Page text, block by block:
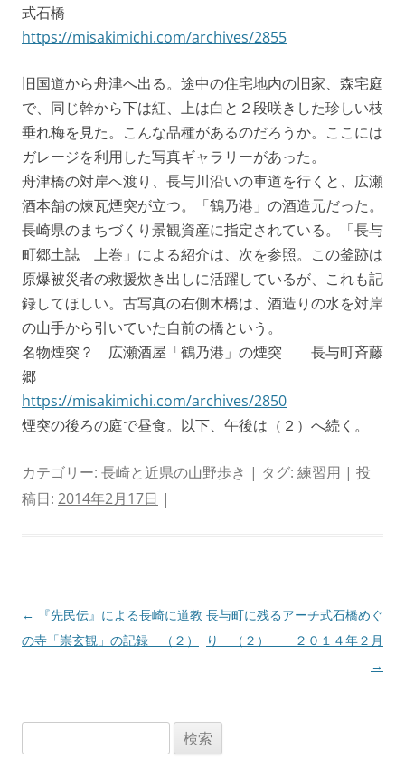
式石橋
https://misakimichi.com/archives/2855
旧国道から舟津へ出る。途中の住宅地内の旧家、森宅庭
で、同じ幹から下は紅、上は白と２段咲きした珍しい枝
垂れ梅を見た。こんな品種があるのだろうか。ここには
ガレージを利用した写真ギャラリーがあった。
舟津橋の対岸へ渡り、長与川沿いの車道を行くと、広瀬
酒本舗の煉瓦煙突が立つ。「鶴乃港」の酒造元だった。
長崎県のまちづくり景観資産に指定されている。「長与
町郷土誌 上巻」による紹介は、次を参照。この釜跡は
原爆被災者の救援炊き出しに活躍しているが、これも記
録してほしい。古写真の右側木橋は、酒造りの水を対岸
の山手から引いていた自前の橋という。
名物煙突？ 広瀬酒屋「鶴乃港」の煙突 長与町斉藤
郷
https://misakimichi.com/archives/2850
煙突の後ろの庭で昼食。以下、午後は（２）へ続く。
カテゴリー: 長崎と近県の山野歩き | タグ: 練習用 | 投
稿日: 2014年2月17日 |
投
稿
←
『先民伝』による長崎に道教
の寺「崇玄観」の記録 （２）
長与町に残るアーチ式石橋めぐ
り （２） ２０１４年２月
→
索: